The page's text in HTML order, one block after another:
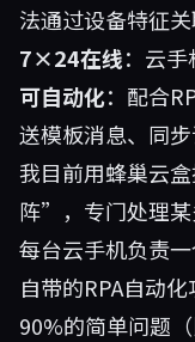
法通过设备特征
7×24在线：云
可自动化：配合
送模板消息、同
我目前用蜂巢云
阵”，专门处理某
每台云手机负责
自带的RPA自动
90%的简单问题